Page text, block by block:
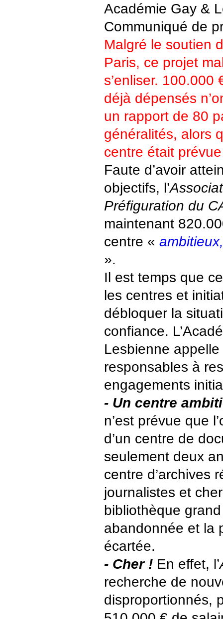
Académie Gay &
Communiqué de
Malgré le soutien
Paris, ce projet
s’enliser. 100.000
déjà dépensés
un rapport de 80
généralités, alors
centre était
Faute d’avoir
objectifs, l’
Préfiguration du
maintenant
centre «
».
Il est temps que
les centres et
débloquer la
confiance.
Lesbienne
responsables à
engagements
- Un centre
n’est prévue que
d’un centre de
seulement deux
centre d’archives
journalistes et
bibliothèque
abandonnée et la
écartée.
- Cher !En effet, l’
recherche de
disproportionnés,